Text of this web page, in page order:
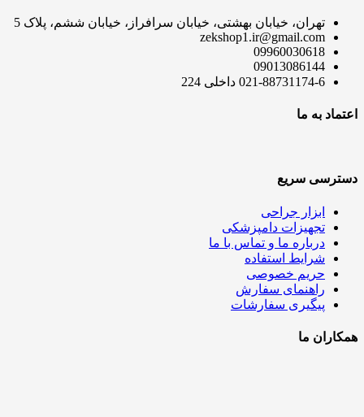
تهران، خیابان بهشتی، خیابان سرافراز، خیابان ششم، پلاک 5
zekshop1.ir@gmail.com
09960030618
09013086144
021-88731174-6 داخلی 224
اعتماد به ما
دسترسی سریع
ابزار جراحی
تجهیزات دامپزشکی
درباره ما و تماس با ما
شرایط استفاده
حریم خصوصی
راهنمای سفارش
پیگیری سفارشات
همکاران ما